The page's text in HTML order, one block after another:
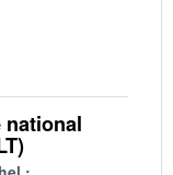
national